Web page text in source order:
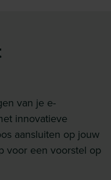
van je e-
innovatieve
aansluiten op jouw
voor een voorstel op